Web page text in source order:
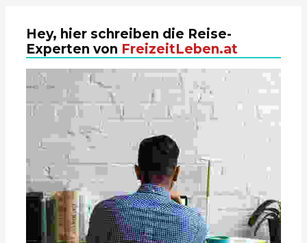
Hey, hier schreiben die Reise-
Experten von FreizeitLeben.at